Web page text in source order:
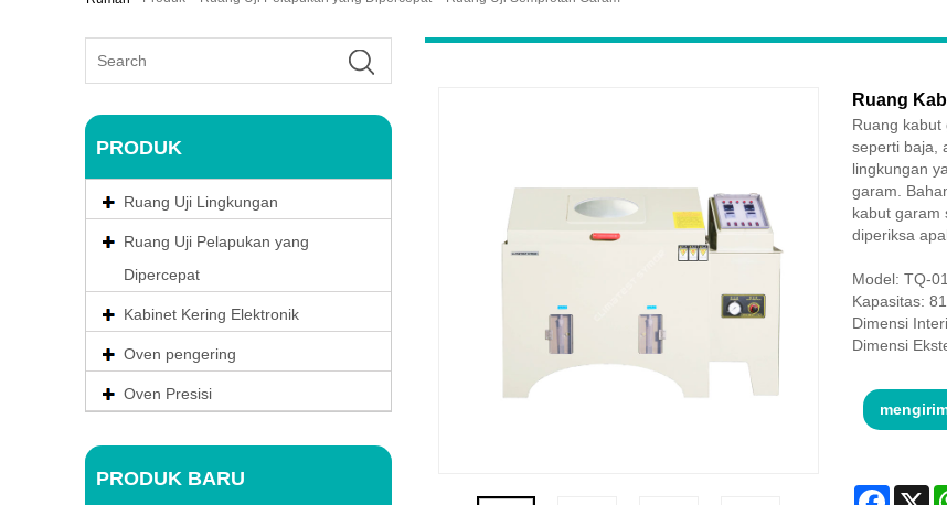
PRODUK
Ruang Uji Lingkungan
Ruang Uji Pelapukan yang
Dipercepat
Kabinet Kering Elektronik
Oven pengering
Oven Presisi
PRODUK BARU
Ruang
Ruang
seperti baja,
lingkungan
garam.
kabut garam
diperiksa
Model: TQ-
Kapasitas:
Dimensi
Dimensi
X